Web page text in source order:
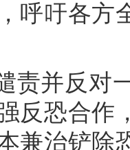
呼吁各方
责并反对
反恐合作
兼治铲除